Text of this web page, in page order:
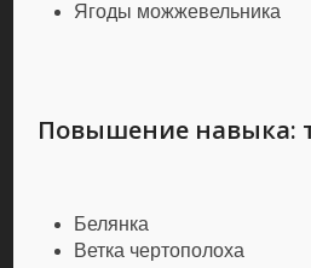
Ягоды можжевельника
Повышение навыка:
Белянка
Ветка чертополоха